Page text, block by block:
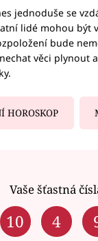
jednoduše se
lidé mohou být
bude
věci plynout
HOROSKOP
Vaše šťastná
10 4